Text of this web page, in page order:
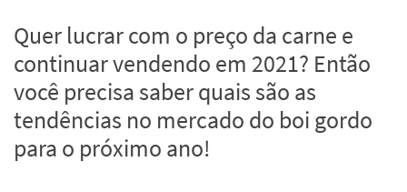
Quer lucrar com o preço da carne e
continuar vendendo em 2021? Então
você precisa saber quais são as
tendências no mercado do boi gordo
para o próximo ano!